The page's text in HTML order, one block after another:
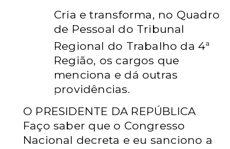
Cria e transforma, no Quadro
de Pessoal do Tribunal
Regional do Trabalho da 4a
Região, os cargos que
menciona e dá outras
providências.
O PRESIDENTE DA REPÚBLICA
Faço saber que o Congresso
Nacional decreta e eu sanciono a